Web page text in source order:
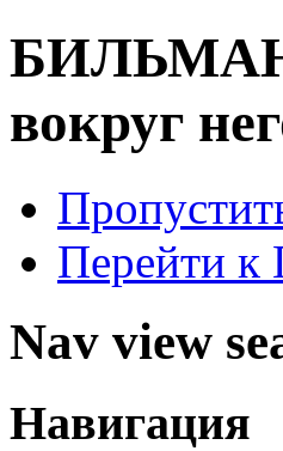
вокруг
Перейти к
Nav view
Навигация